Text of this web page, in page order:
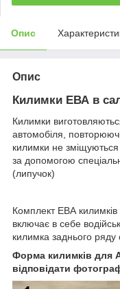
Опис
Опис
Килимки ЕВА в
Килимки
автомобіля,
килимки не зміщуються
за допомогою
(липучок)
Комплект ЕВА
включає в себе
килимка заднього ряду
Форма килимків для
відповідати